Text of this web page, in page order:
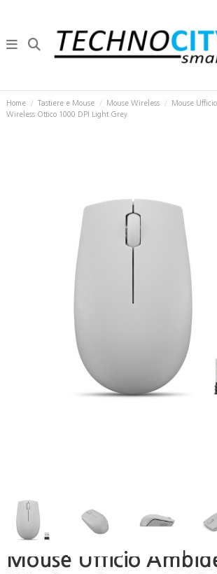
Home Tastiere e Mouse Mouse Wireless
Mouse
Wireless Ottico 1000 DPI Light Grey
Mouse Ufficio